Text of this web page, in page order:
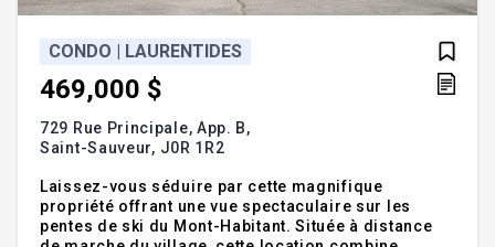
CONDO | LAURENTIDES
469,000 $
729 Rue Principale, App. B,
Saint-Sauveur, J0R 1R2
Laissez-vous séduire par cette magnifique
propriété offrant une vue spectaculaire sur les
pentes de ski du Mont-Habitant. Située à distance